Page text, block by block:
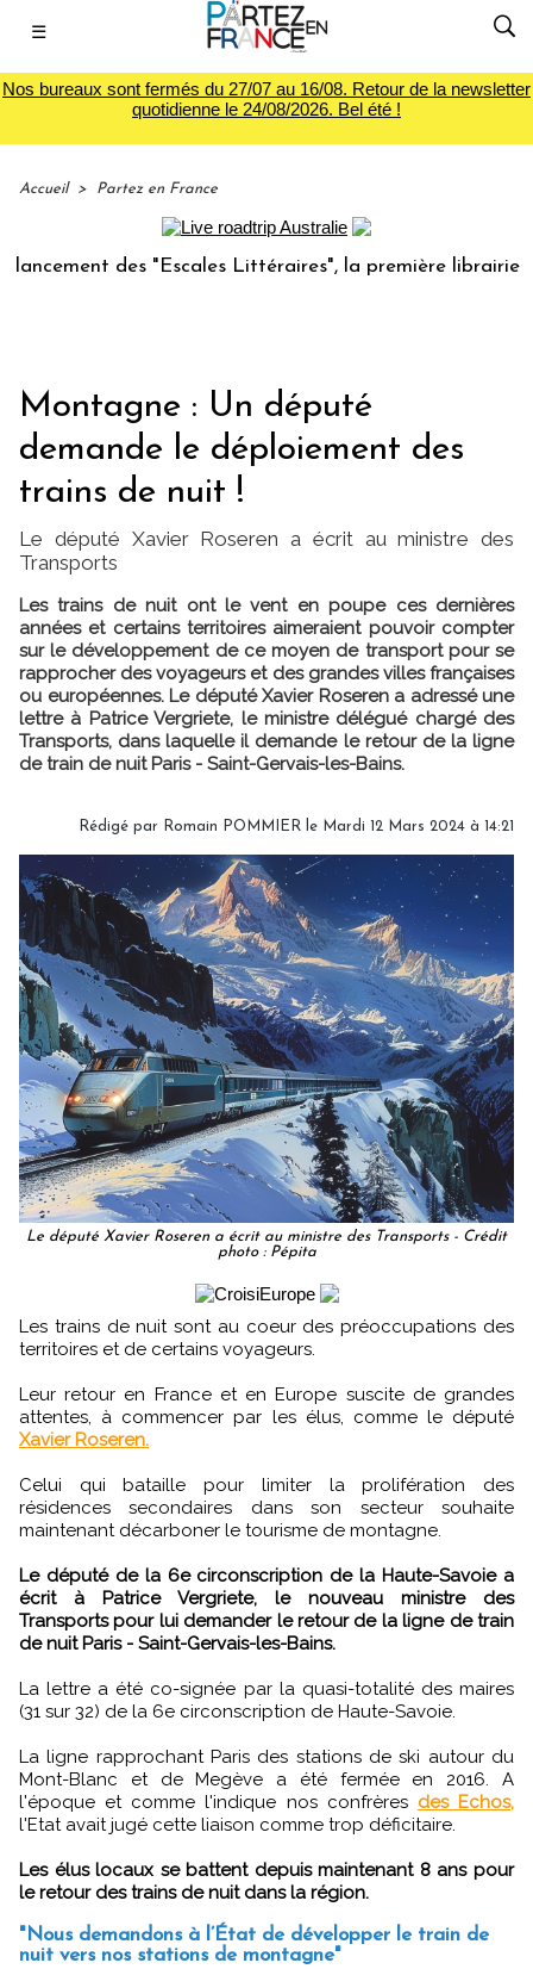
☰
Nos bureaux sont fermés du 27/07 au 16/08. Retour de la newsletter
quotidienne le 24/08/2026. Bel été !
Accueil > Partez en France
des "Escales Littéraires", la première librairie du voyage
Montagne : Un député
demande le déploiement des
trains de nuit !
Le député Xavier Roseren a écrit au ministre des
Transports
Les trains de nuit ont le vent en poupe ces dernières
années et certains territoires aimeraient pouvoir compter
sur le développement de ce moyen de transport pour se
rapprocher des voyageurs et des grandes villes françaises
ou européennes. Le député Xavier Roseren a adressé une
lettre à Patrice Vergriete, le ministre délégué chargé des
Transports, dans laquelle il demande le retour de la ligne
de train de nuit Paris - Saint-Gervais-les-Bains.
Rédigé par Romain POMMIER le Mardi 12 Mars 2024 à 14:21
Le député Xavier Roseren a écrit au ministre des Transports - Crédit
photo : Pépita
Les trains de nuit sont au coeur des préoccupations des
territoires et de certains voyageurs.
Leur retour en France et en Europe suscite de grandes
attentes, à commencer par les élus, comme le député
Xavier Roseren.
Celui qui bataille pour limiter la prolifération des
résidences secondaires dans son secteur souhaite
maintenant décarboner le tourisme de montagne.
Le député de la 6e circonscription de la Haute-Savoie a
écrit à Patrice Vergriete, le nouveau ministre des
Transports pour lui demander le retour de la ligne de train
de nuit Paris - Saint-Gervais-les-Bains.
La lettre a été co-signée par la quasi-totalité des maires
(31 sur 32) de la 6e circonscription de Haute-Savoie.
La ligne rapprochant Paris des stations de ski autour du
Mont-Blanc et de Megève a été fermée en 2016. A
l'époque et comme l'indique nos confrères des Echos,
l'Etat avait jugé cette liaison comme trop déficitaire.
Les élus locaux se battent depuis maintenant 8 ans pour
le retour des trains de nuit dans la région.
"Nous demandons à l’État de développer le train de
nuit vers nos stations de montagne"